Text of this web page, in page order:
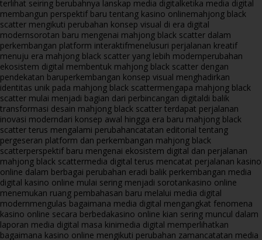
terlihat seiring berubahnya lanskap media digitalketika media digital
membangun perspektif baru tentang kasino onlinemahjong black
scatter mengikuti perubahan konsep visual di era digital
modernsorotan baru mengenai mahjong black scatter dalam
perkembangan platform interaktifmenelusuri perjalanan kreatif
menuju era mahjong black scatter yang lebih modernperubahan
ekosistem digital membentuk mahjong black scatter dengan
pendekatan baruperkembangan konsep visual menghadirkan
identitas unik pada mahjong black scattermengapa mahjong black
scatter mulai menjadi bagian dari perbincangan digitaldi balik
transformasi desain mahjong black scatter terdapat perjalanan
inovasi moderndari konsep awal hingga era baru mahjong black
scatter terus mengalami perubahancatatan editorial tentang
pergeseran platform dan perkembangan mahjong black
scatterperspektif baru mengenai ekosistem digital dan perjalanan
mahjong black scattermedia digital terus mencatat perjalanan kasino
online dalam berbagai perubahan eradi balik perkembangan media
digital kasino online mulai sering menjadi sorotankasino online
menemukan ruang pembahasan baru melalui media digital
modernmengulas bagaimana media digital mengangkat fenomena
kasino online secara berbedakasino online kian sering muncul dalam
laporan media digital masa kinimedia digital memperlihatkan
bagaimana kasino online mengikuti perubahan zamancatatan media